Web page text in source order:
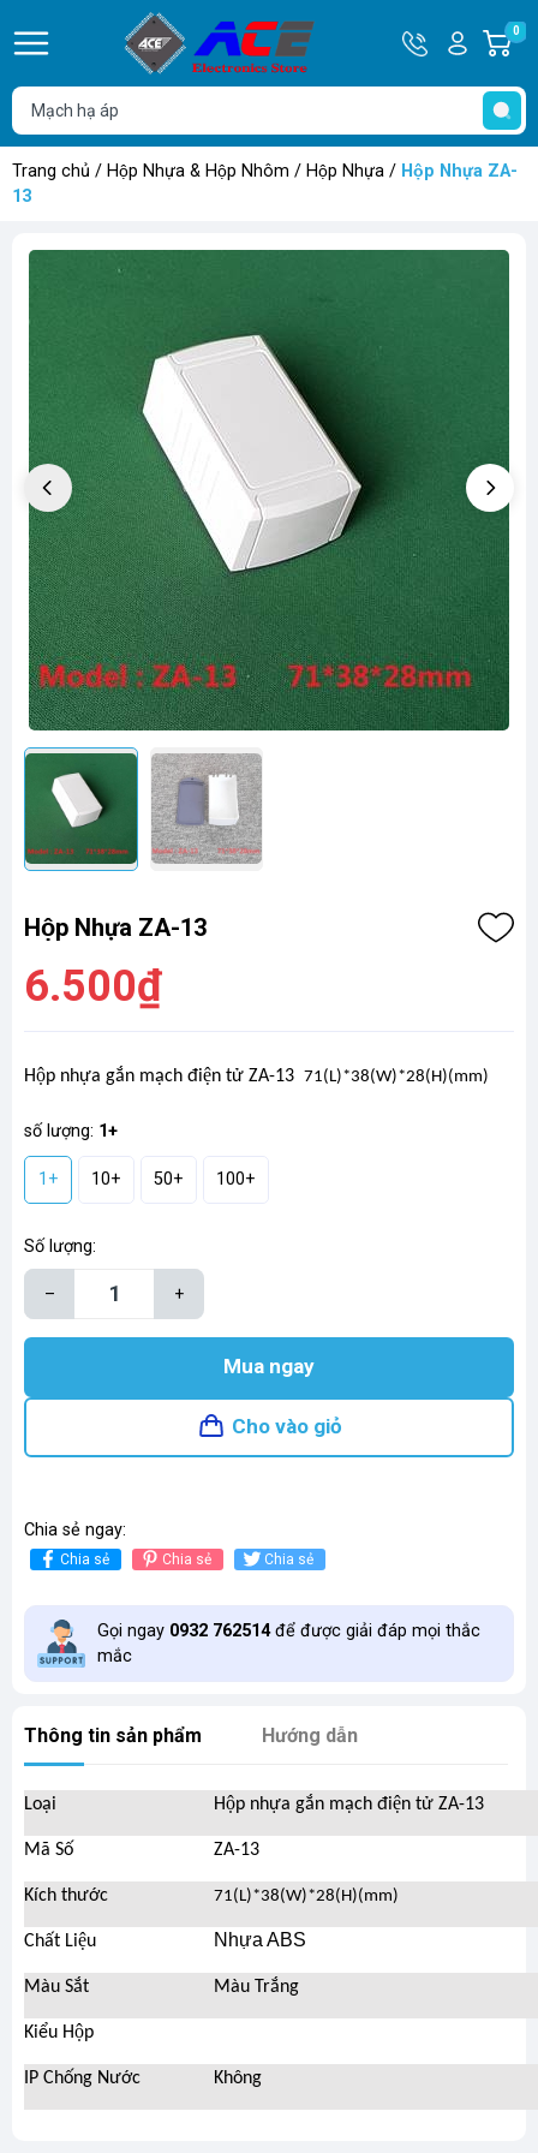
Hotline
0932
762514
Tài
khoản
Hello,
Khách
0
Trang chủ / Hộp Nhựa & Hộp Nhôm / Hộp Nhựa / Hộp Nhựa ZA-
13
Hộp Nhựa ZA-13
6.500₫
Hộp nhựa gắn mạch điện tử ZA-13 71(L)*38(W)*28(H)(mm)
số lượng: 1+
1+ 10+ 50+ 100+
Số lượng:
– +
Mua ngay
Cho vào giỏ
Chia sẻ ngay:
Chia sẻ Chia sẻ Chia sẻ
Gọi ngay 0932 762514để được giải đáp mọi thắc
mắc
Thông tin sản phẩm Hướng dẫn
Loại Hộp nhựa gắn mạch điện tử ZA-13
Mã Số ZA-13
Kích thước 71(L)*38(W)*28(H)(mm)
Chất Liệu Nhựa ABS
Màu Sắt Màu Trắng
Kiểu Hộp
IP Chống Nước Không